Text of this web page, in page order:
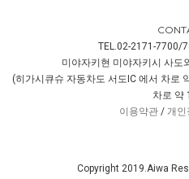
TEL.02-2171-7700/
미야자키현 미야자키시 사도
(히가시큐슈 자동차도 서도IC 에서 차로
차로 약
이용약관/ 개인
Copyright 2019.Aiwa